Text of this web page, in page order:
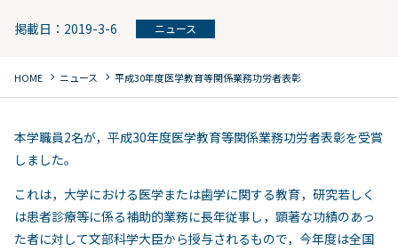
掲載日：2019-3-6 ニュース
HOME chevron_right ニュース chevron_right 平成30年度医学教育等関係業務功労者表彰
本学職員2名が，平成30年度医学教育等関係業務功労者表彰を受賞
しました。
これは，大学における医学または歯学に関する教育，研究若しく
は患者診療等に係る補助的業務に長年従事し，顕著な功績のあっ
た者に対して文部科学大臣から授与されるもので，今年度は全国